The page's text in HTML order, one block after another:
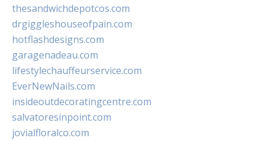
thesandwichdepotcos.com
drgiggleshouseofpain.com
hotflashdesigns.com
garagenadeau.com
lifestylechauffeurservice.com
EverNewNails.com
insideoutdecoratingcentre.com
salvatoresinpoint.com
jovialfloralco.com